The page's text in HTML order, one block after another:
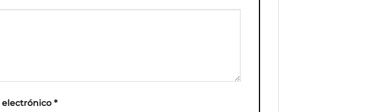
electrónico *